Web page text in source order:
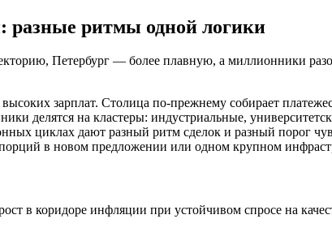
разные ритмы одной логики
Петербург — более плавную, а миллионники
зарплат. Столица по-прежнему собирает
делятся на кластеры: индустриальные,
циклах дают разный ритм сделок и разный порог
в новом предложении или одном крупном
в коридоре инфляции при устойчивом спросе на